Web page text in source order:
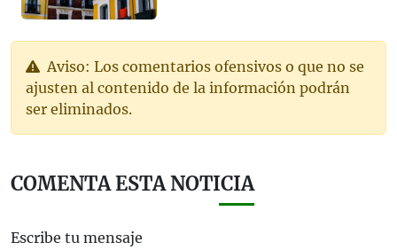
Aviso: Los comentarios ofensivos o que no se
ajusten al contenido de la información podrán
ser eliminados.
COMENTA ESTA NOTICIA
Escribe tu mensaje